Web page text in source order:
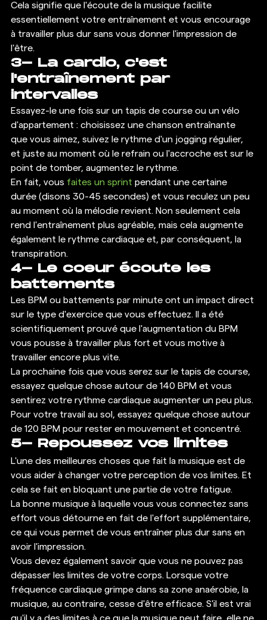
Cela signifie que l'écoute de la musique facilite
essentiellement votre entraînement et vous encourage
à travailler plus dur sans vous donner l'impression de
l'être.
3- La cardio, c'est
l'entraînement par
intervalles
Essayez-le une fois sur un tapis de course ou un vélo
d'appartement : choisissez une chanson entraînante
que vous aimez, suivez le rythme d'un jogging régulier,
et juste au moment où le refrain ou l'accroche est sur le
point de tomber, augmentez le rythme.
En fait, vous faites un sprint pendant une certaine
durée (disons 30-45 secondes) et vous reculez un peu
au moment où la mélodie revient. Non seulement cela
rend l'entraînement plus agréable, mais cela augmente
également le rythme cardiaque et, par conséquent, la
transpiration.
4- Le coeur écoute les
battements
Les BPM ou battements par minute ont un impact direct
sur le type d'exercice que vous effectuez. Il a été
scientifiquement prouvé que l'augmentation du BPM
vous pousse à travailler plus fort et vous motive à
travailler encore plus vite.
La prochaine fois que vous serez sur le tapis de course,
essayez quelque chose autour de 140 BPM et vous
sentirez votre rythme cardiaque augmenter un peu plus.
Pour votre travail au sol, essayez quelque chose autour
de 120 BPM pour rester en mouvement et concentré.
5- Repoussez vos limites
L'une des meilleures choses que fait la musique est de
vous aider à changer votre perception de vos limites. Et
cela se fait en bloquant une partie de votre fatigue.
La bonne musique à laquelle vous vous connectez sans
effort vous détourne en fait de l'effort supplémentaire,
ce qui vous permet de vous entraîner plus dur sans en
avoir l'impression.
Vous devez également savoir que vous ne pouvez pas
dépasser les limites de votre corps. Lorsque votre
fréquence cardiaque grimpe dans sa zone anaérobie, la
musique, au contraire, cesse d'être efficace. S'il est vrai